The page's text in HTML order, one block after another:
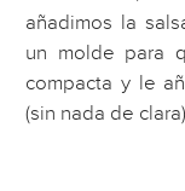
añadimos la
un molde para
compacta y le
(sin nada de